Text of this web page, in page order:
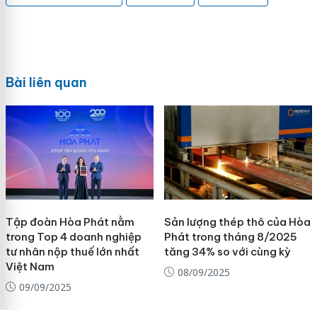
Bài liên quan
Tập đoàn Hòa Phát nằm
trong Top 4 doanh nghiệp
tư nhân nộp thuế lớn nhất
Việt Nam
09/09/2025
Sản lượng thép thô của Hòa
Phát trong tháng 8/2025
tăng 34% so với cùng kỳ
08/09/2025